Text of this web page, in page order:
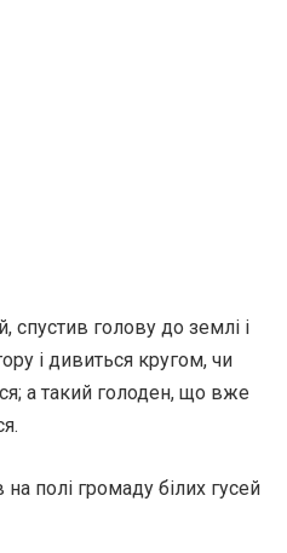
спустив голову до землі і
і дивиться кругом, чи
а такий голоден, що вже
полі громаду білих гусей